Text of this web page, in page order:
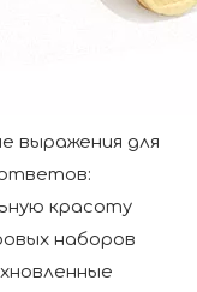
выражения для
красоту
наборов